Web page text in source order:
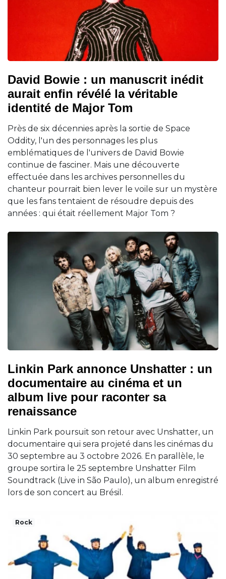
David Bowie : un manuscrit inédit
aurait enfin révélé la véritable
identité de Major Tom
Près de six décennies après la sortie de Space
Oddity, l'un des personnages les plus
emblématiques de l'univers de David Bowie
continue de fasciner. Mais une découverte
effectuée dans les archives personnelles du
chanteur pourrait bien lever le voile sur un mystère
que les fans tentaient de résoudre depuis des
années : qui était réellement Major Tom ?
Linkin Park annonce Unshatter : un
documentaire au cinéma et un
album live pour raconter sa
renaissance
Linkin Park poursuit son retour avec Unshatter, un
documentaire qui sera projeté dans les cinémas du
30 septembre au 3 octobre 2026. En parallèle, le
groupe sortira le 25 septembre Unshatter Film
Soundtrack (Live in São Paulo), un album enregistré
lors de son concert au Brésil.
Rock